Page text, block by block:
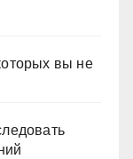
вы не